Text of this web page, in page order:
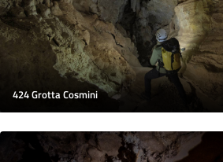
424 Grotta Cosmini